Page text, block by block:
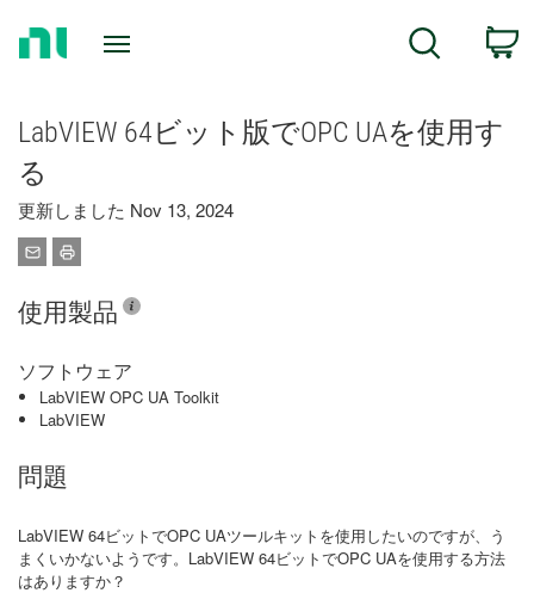
Search
LabVIEW 64ビット版でOPC UAを使用す
る
更新しました Nov 13, 2024
使用製品
ソフトウェア
LabVIEW OPC UA Toolkit
LabVIEW
問題
LabVIEW 64ビットでOPC UAツールキットを使用したいのですが、う
まくいかないようです。LabVIEW 64ビットでOPC UAを使用する方法
はありますか？